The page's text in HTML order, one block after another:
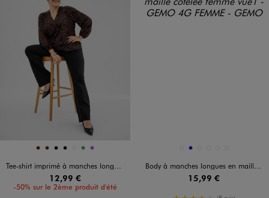
Disponible en 7 coloris
BORDEAUX
MARRONNOIRNOIR ROUGE VIF
VERTVIOLET
Tee-shirt imprimé à manches longues à col V femme grande taille
12,99 €
-50% sur le 2ème produit d'été
Disponible en 6 coloris
BEIGE CLAIR
BLEU
Body à manches longues en maille côtelée femme
15,99 €